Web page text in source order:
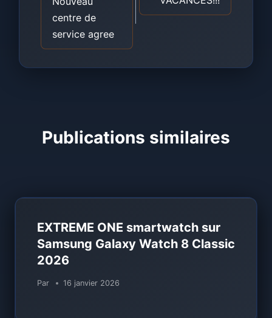
centre de
service agree
Publications similaires
EXTREME ONE smartwatch sur
Samsung Galaxy Watch 8 Classic
2026
Par 16 janvier 2026